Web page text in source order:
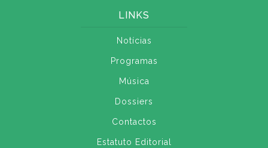
LINKS
Notícias
Programas
Música
Dossiers
Contactos
Estatuto Editorial